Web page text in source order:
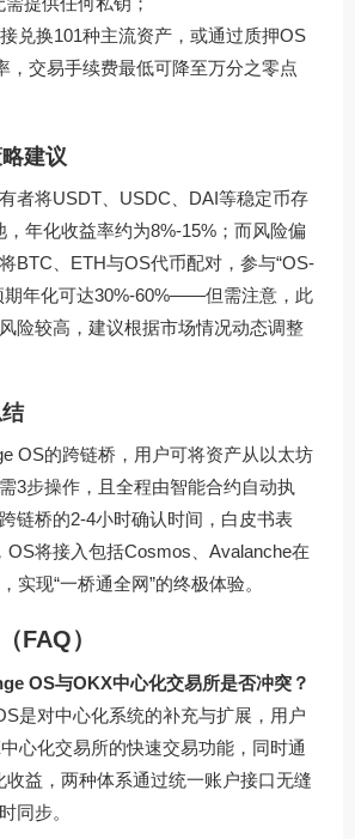
接兑换101种主流资产，或通过质押OS
，交易手续费最低可降至万分之零点
建议
者将USDT、USDC、DAI等稳定币存
，年化收益率约为8%-15%；而风险偏
BTC、ETH与OS代币配对，参与“OS-
期年化可达30%-60%——但需注意，此
险较高，建议根据市场情况动态调整
OS的跨链桥，用户可将资产从以太坊
3步操作，且全程由智能合约自动执
链桥的2-4小时确认时间，白皮书表
OS将接入包括Cosmos、Avalanche在
实现“一桥通全网”的终极体验。
FAQ）
OS与OKX中心化交易所是否冲突？
是对中心化系统的补充与扩展，用户
心化交易所的快速交易功能，同时通
益，两种体系通过统一账户接口无缝
同步。